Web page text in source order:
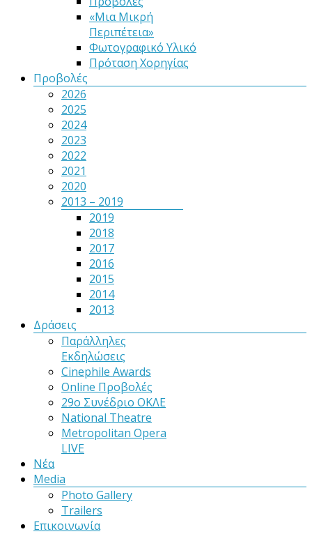
«Μια Μικρή
Περιπέτεια»
Φωτογραφικό Υλικό
Πρόταση Χορηγίας
Προβολές
2026
2025
2024
2023
2022
2021
2020
2013 – 2019
2019
2018
2017
2016
2015
2014
2013
Δράσεις
Παράλληλες
Εκδηλώσεις
Cinephile Awards
Online Προβολές
29ο Συνέδριο ΟΚΛΕ
National Theatre
Metropolitan Opera
LIVE
Νέα
Media
Photo Gallery
Trailers
Επικοινωνία